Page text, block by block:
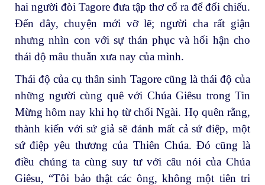
hai người đòi Tagore đưa tập thơ cổ ra để đối chiếu.
Đến đây, chuyện mới vỡ lẽ; người cha rất giận
nhưng nhìn con với sự thán phục và hối hận cho
thái độ mâu thuẫn xưa nay của mình.
Thái độ của cụ thân sinh Tagore cũng là thái độ của
những người cùng quê với Chúa Giêsu trong Tin
Mừng hôm nay khi họ từ chối Ngài. Họ quên rằng,
thành kiến với sứ giả sẽ đánh mất cả sứ điệp, một
sứ điệp yêu thương của Thiên Chúa. Đó cũng là
điều chúng ta cùng suy tư với câu nói của Chúa
Giêsu, “Tôi bảo thật các ông, không một tiên tri